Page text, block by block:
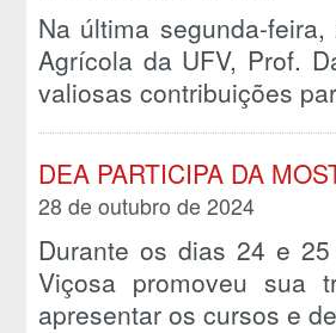
Na última segunda-
Agrícola da UFV, Prof.
valiosas contribuições
DEA PARTICIPA DA
28 de outubro de 2024
Durante os dias 24 e
Viçosa promoveu sua
apresentar os cursos e